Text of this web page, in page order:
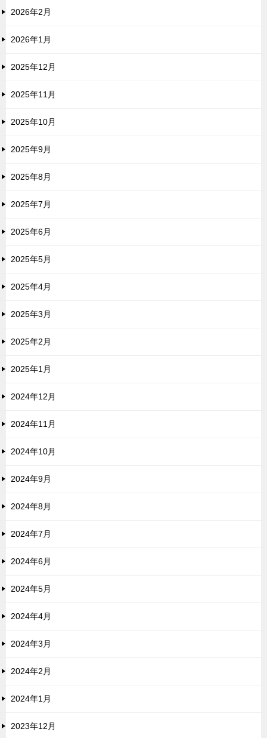
2026年2月
2026年1月
2025年12月
2025年11月
2025年10月
2025年9月
2025年8月
2025年7月
2025年6月
2025年5月
2025年4月
2025年3月
2025年2月
2025年1月
2024年12月
2024年11月
2024年10月
2024年9月
2024年8月
2024年7月
2024年6月
2024年5月
2024年4月
2024年3月
2024年2月
2024年1月
2023年12月